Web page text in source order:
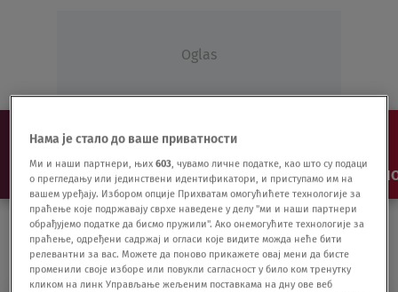
Oglas
NAJNOVIJE VESTI SHOW SPORT VIDEO
Нама је стало до ваше приватности
Ми и наши партнери, њих603, чувамо личне податке, као што су подаци
о прегледању или јединствени идентификатори, и приступамо им на
вашем уређају. Избором опције Прихватам омогућићете технологије за
праћење које подржавају сврхе наведене у делу "ми и наши партнери
обрађујемо податке да бисмо пружили". Ако онемогућите технологије за
праћење, одређени садржај и огласи које видите можда неће бити
релевантни за вас. Можете да поново прикажете овај мени да бисте
променили своје изборе или повукли сагласност у било ком тренутку
кликом на линк Управљање жељеним поставкама на дну ове веб